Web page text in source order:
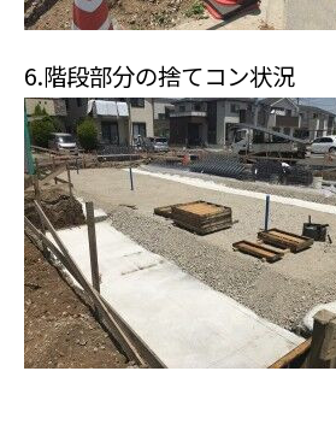
6.階段部分の捨てコン状況